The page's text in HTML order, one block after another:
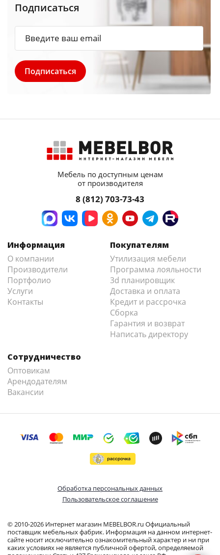
Подписаться
Мебель по доступным ценам
от производителя
8 (812) 703-73-43
Информация
О компании
Производители
Портфолио
Услуги
Контакты
Покупателям
Утилизация мебели
Программа лояльности
3d планировщик
Доставка и оплата
Кредит и рассрочка
Сборка
Гарантия и возврат
Написать директору
Сотрудничество
Оптовикам
Арендодателям
Вакансии
© 2010-2026 Интернет магазин MEBELBOR.ru Официальный
поставщик мебельных фабрик. Информация на данном интернет-
сайте носит исключительно ознакомительный характер и ни при
каких условиях не является публичной офертой, определяемой
Обработка персональных данных
Пользовательское соглашение